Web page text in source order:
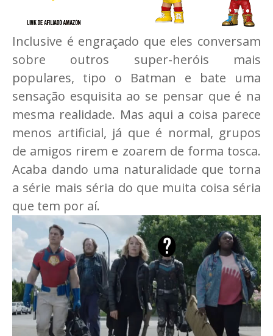
Inclusive é engraçado que eles conversam
sobre outros super-heróis mais
populares, tipo o Batman e bate uma
sensação esquisita ao se pensar que é na
mesma realidade. Mas aqui a coisa parece
menos artificial, já que é normal, grupos
de amigos rirem e zoarem de forma tosca.
Acaba dando uma naturalidade que torna
a série mais séria do que muita coisa séria
que tem por aí.